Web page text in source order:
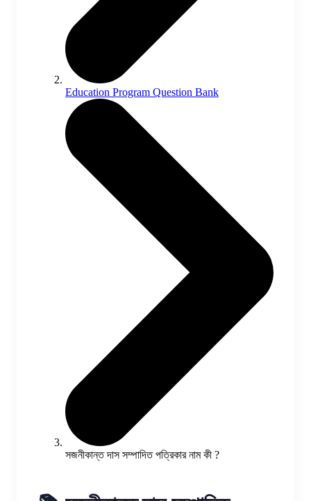
Education Program Question Bank
সজনীকান্ত দাস সম্পাদিত পত্রিকার নাম কী ?